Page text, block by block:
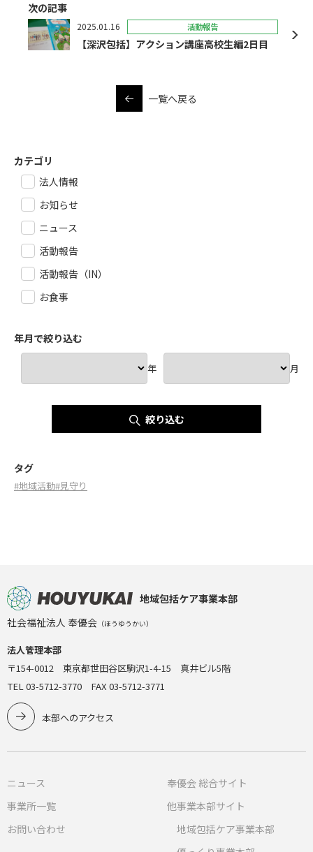
次の記事
2025.01.16 活動報告
【深沢包括】アクション講座高校生編2日目
一覧へ戻る
カテゴリ
法人情報
お知らせ
ニュース
活動報告
活動報告（IN）
お食事
年月で絞り込む
年 月
絞り込む
タグ
#地域活動#見守り
地域包括ケア事業本部
社会福祉法人 奉優会 （ほうゆうかい）
法人管理本部
〒154-0012 東京都世田谷区駒沢1-4-15 真井ビル5階
TEL 03-5712-3770 FAX 03-5712-3771
本部へのアクセス
ニュース
事業所一覧
お問い合わせ
奉優会 総合サイト
他事業本部サイト
地域包括ケア事業本部